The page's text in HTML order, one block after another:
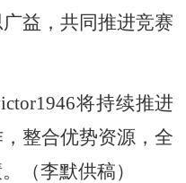
益，共同推进竞赛
将持续推进
整合优势资源，全
（李默供稿）